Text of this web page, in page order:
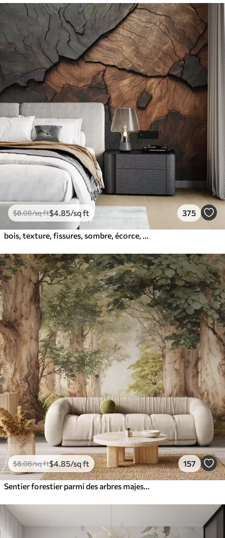
$8.08/sq ft$4 .85/sq ft 375
$8.08/sq ft$4 .85/sq ft 157